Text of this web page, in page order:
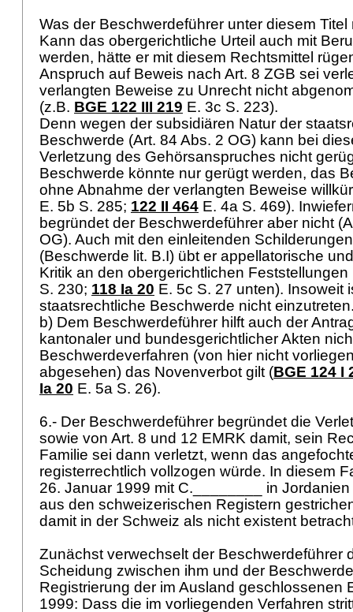
Was der Beschwerdeführer unter diesem Titel
Kann das obergerichtliche Urteil auch mit
werden, hätte er mit diesem Rechtsmittel
Anspruch auf Beweis nach Art. 8 ZGB sei
verlangten Beweise zu Unrecht nicht
(z.B. BGE 122 III 219 E. 3c S. 223).
Denn wegen der subsidiären Natur der
Beschwerde (Art. 84 Abs. 2 OG) kann bei
Verletzung des Gehörsanspruches nicht
Beschwerde könnte nur gerügt werden, das
ohne Abnahme der verlangten Beweise
E. 5b S. 285; 122 II 464 E. 4a S. 469).
begründet der Beschwerdeführer aber nicht (
OG). Auch mit den einleitenden
(Beschwerde lit. B.I) übt er appellatorische
Kritik an den obergerichtlichen Feststellungen
S. 230; 118 Ia 20 E. 5c S. 27 unten). Insoweit
staatsrechtliche Beschwerde nicht
b) Dem Beschwerdeführer hilft auch der
kantonaler und bundesgerichtlicher Akten
Beschwerdeverfahren (von hier nicht
abgesehen) das Novenverbot gilt (BGE 124 I
Ia 20 E. 5a S. 26).
6.- Der Beschwerdeführer begründet die
sowie von Art. 8 und 12 EMRK damit, sein
Familie sei dann verletzt, wenn das
registerrechtlich vollzogen würde. In diesem
26. Januar 1999 mit C.________ in
aus den schweizerischen Registern
damit in der Schweiz als nicht existent
Zunächst verwechselt der Beschwerdeführer
Scheidung zwischen ihm und der
Registrierung der im Ausland geschlossenen
1999: Dass die im vorliegenden Verfahren